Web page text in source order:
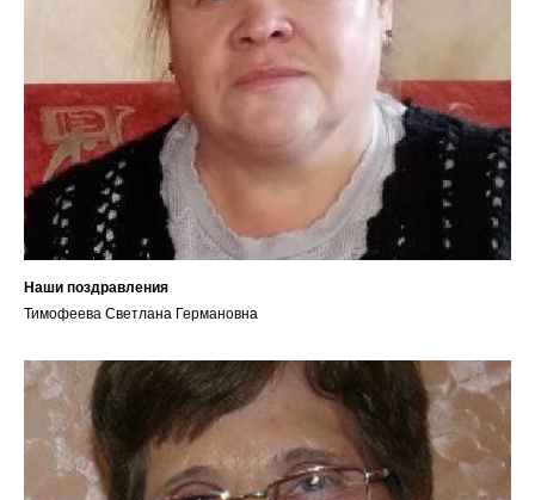
Наши поздравления
Тимофеева Светлана Германовна